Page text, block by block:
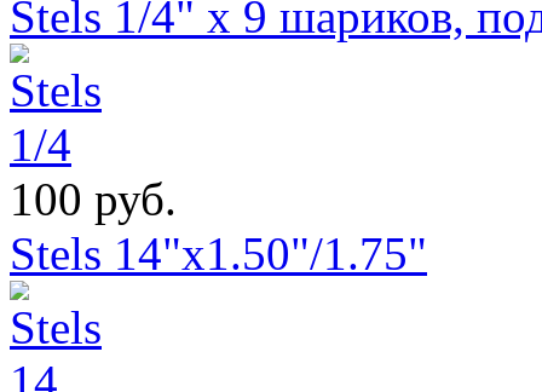
Stels 1/4" х 9 шариков,
100 руб.
Stels 14"x1.50"/1.75"